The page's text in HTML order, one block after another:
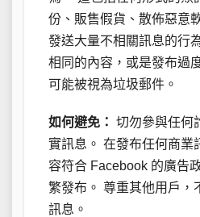
份、販售假貨、散佈惡意
發送大量不相關訊息的行
相同的內容，或是發布過
可能被視為垃圾郵件。
如何避免： 切勿參與任何
實訊息。 在發布任何商業
容符合 Facebook 的廣告
繁發布。 尊重其他用戶，
訊息。